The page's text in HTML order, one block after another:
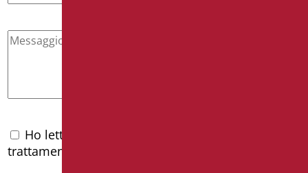
Ho letto l'
trattamento dei dati personali